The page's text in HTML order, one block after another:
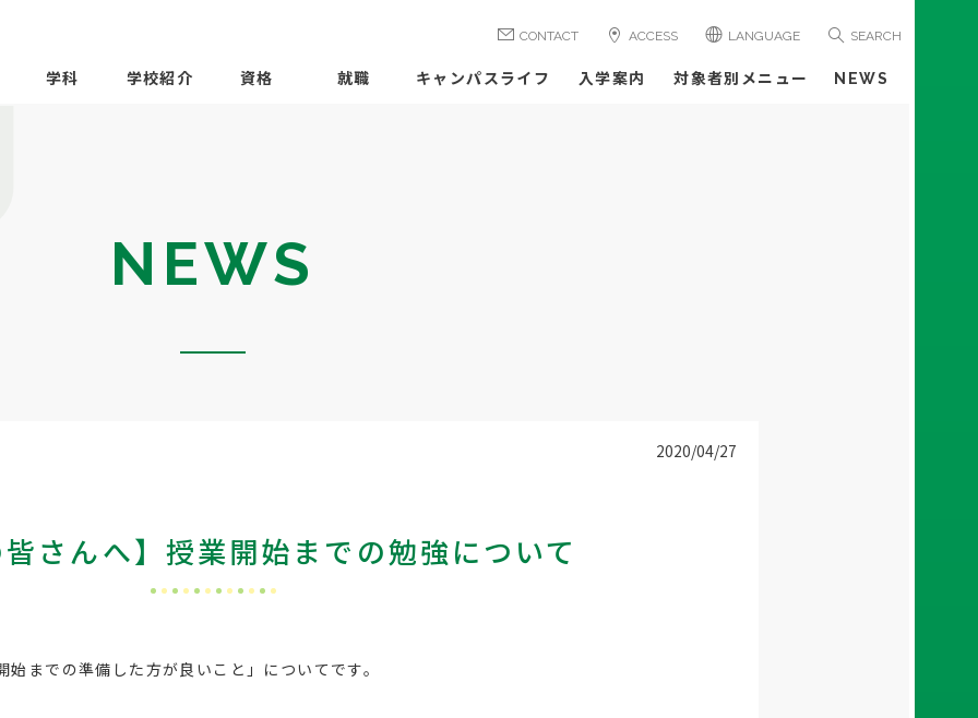
CONTACT ACCESS LANGUAGE SEARCH
学科 学校紹介 資格 就職 キャンパスライフ 入学案内 対象者別メニュー NEWS
NEWS
2020/04/27
さんへ】授業開始までの勉強について
までの準備した方が良いこと」についてです。